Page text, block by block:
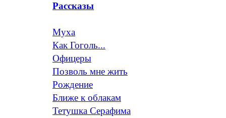
Рассказы
Муха
Как Гоголь...
Офицеры
Позволь мне жить
Рождение
Ближе к облакам
Тетушка Серафима